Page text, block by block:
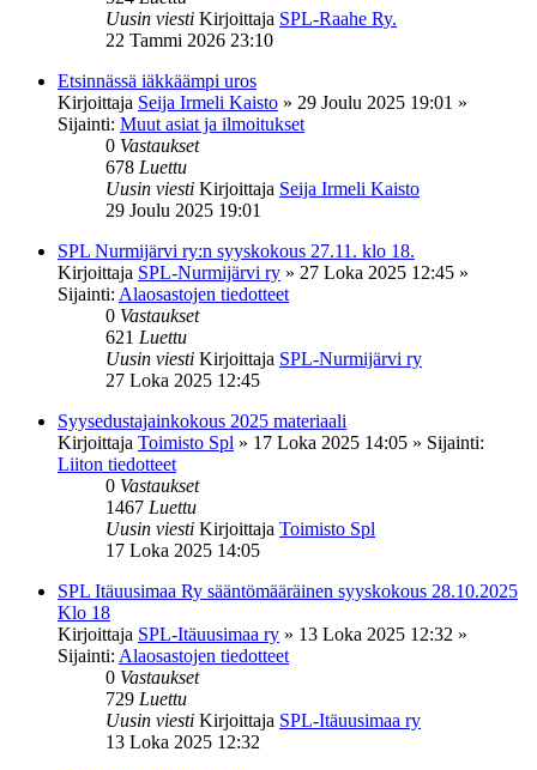
Uusin viesti Kirjoittaja SPL-Raahe Ry.
22 Tammi 2026 23:10
Etsinnässä iäkkäämpi uros
Kirjoittaja Seija Irmeli Kaisto » 29 Joulu 2025 19:01 »
Sijainti: Muut asiat ja ilmoitukset
0 Vastaukset
678 Luettu
Uusin viesti Kirjoittaja Seija Irmeli Kaisto
29 Joulu 2025 19:01
SPL Nurmijärvi ry:n syyskokous 27.11. klo 18.
Kirjoittaja SPL-Nurmijärvi ry » 27 Loka 2025 12:45 »
Sijainti: Alaosastojen tiedotteet
0 Vastaukset
621 Luettu
Uusin viesti Kirjoittaja SPL-Nurmijärvi ry
27 Loka 2025 12:45
Syysedustajainkokous 2025 materiaali
Kirjoittaja Toimisto Spl » 17 Loka 2025 14:05 » Sijainti:
Liiton tiedotteet
0 Vastaukset
1467 Luettu
Uusin viesti Kirjoittaja Toimisto Spl
17 Loka 2025 14:05
SPL Itäuusimaa Ry sääntömääräinen syyskokous 28.10.2025
Klo 18
Kirjoittaja SPL-Itäuusimaa ry » 13 Loka 2025 12:32 »
Sijainti: Alaosastojen tiedotteet
0 Vastaukset
729 Luettu
Uusin viesti Kirjoittaja SPL-Itäuusimaa ry
13 Loka 2025 12:32